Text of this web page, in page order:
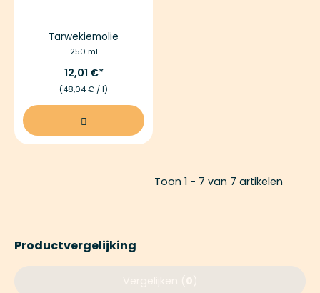
Productvergelijking
Tarwekiemolie
250 ml
12,01 €
(48,04 € / l)
Toon 1 - 7 van 7 artikelen